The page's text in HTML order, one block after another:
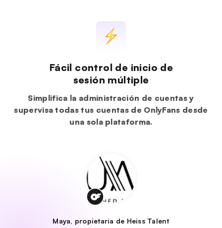
Fácil control de inicio de
sesión múltiple
Simplifica la administración de cuentas y
supervisa todas tus cuentas de OnlyFans desde
una sola plataforma.
Maya, propietaria de Heiss Talent